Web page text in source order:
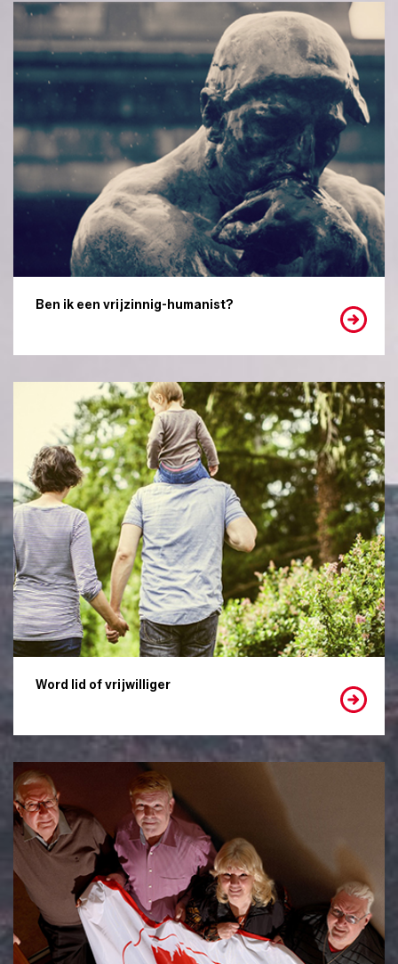
Ben ik een vrijzinnig-humanist?
Word lid of vrijwilliger